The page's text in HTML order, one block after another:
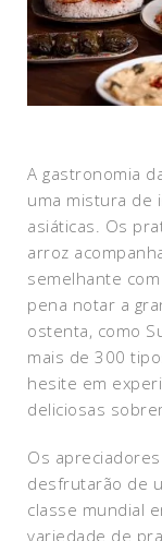
A gastronomia
uma mistura de
asiáticas. Os
arroz
semelhante
pena notar a
ostenta, como
mais de 300
hesite em
deliciosas
Os
desfrutarão de
classe mundial
variedade de